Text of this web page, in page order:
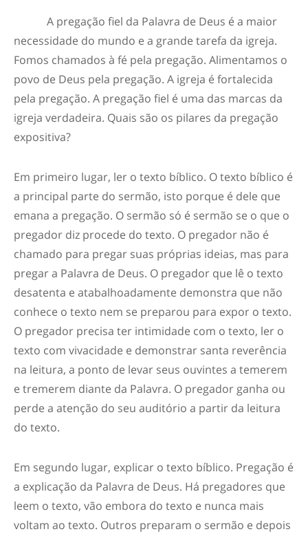
A pregação fiel da Palavra de Deus é a maior
necessidade do mundo e a grande tarefa da igreja.
Fomos chamados à fé pela pregação. Alimentamos o
povo de Deus pela pregação. A igreja é fortalecida
pela pregação. A pregação fiel é uma das marcas da
igreja verdadeira. Quais são os pilares da pregação
expositiva?
Em primeiro lugar, ler o texto bíblico. O texto bíblico é
a principal parte do sermão, isto porque é dele que
emana a pregação. O sermão só é sermão se o que o
pregador diz procede do texto. O pregador não é
chamado para pregar suas próprias ideias, mas para
pregar a Palavra de Deus. O pregador que lê o texto
desatenta e atabalhoadamente demonstra que não
conhece o texto nem se preparou para expor o texto.
O pregador precisa ter intimidade com o texto, ler o
texto com vivacidade e demonstrar santa reverência
na leitura, a ponto de levar seus ouvintes a temerem
e tremerem diante da Palavra. O pregador ganha ou
perde a atenção do seu auditório a partir da leitura
do texto.
Em segundo lugar, explicar o texto bíblico. Pregação é
a explicação da Palavra de Deus. Há pregadores que
leem o texto, vão embora do texto e nunca mais
voltam ao texto. Outros preparam o sermão e depois